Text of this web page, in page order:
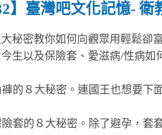
】臺灣吧文化記憶- 衛
秘密教你如何向觀眾用輕鬆卻
生以及保險套、愛滋病/性病如
的８大秘密。連國王也想要下
套的８大秘密。除了避孕，套